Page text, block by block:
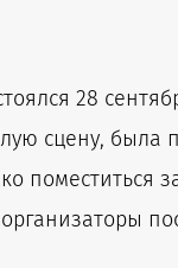
28
сцену, была
поместиться